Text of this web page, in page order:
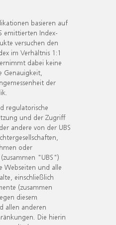
basieren auf
emittierten Index-
versuchen den
im Verhältnis 1:1
dabei keine
Genauigkeit,
der
regulatorische
und der Zugriff
andere von der UBS
oder
"UBS")
Webseiten und alle
einschließlich
(zusammen
diesem
allen anderen
Die hierin